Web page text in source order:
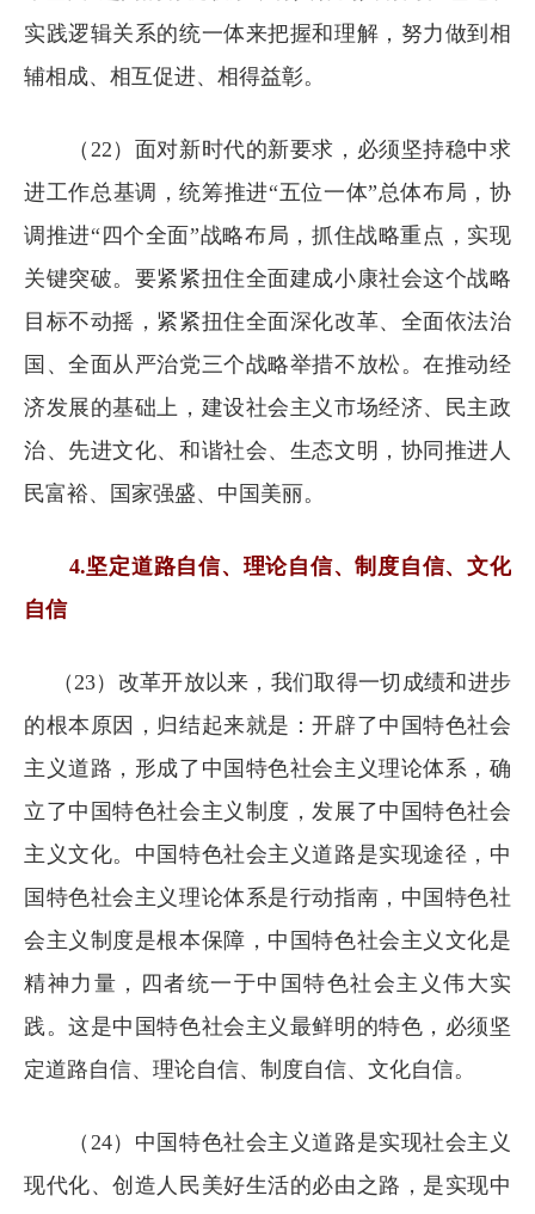
实践逻辑关系的统一体来把握和理解，努力做到相
辅相成、相互促进、相得益彰。
（22）面对新时代的新要求，必须坚持稳中求
进工作总基调，统筹推进“五位一体”总体布局，协
调推进“四个全面”战略布局，抓住战略重点，实现
关键突破。要紧紧扭住全面建成小康社会这个战略
目标不动摇，紧紧扭住全面深化改革、全面依法治
国、全面从严治党三个战略举措不放松。在推动经
济发展的基础上，建设社会主义市场经济、民主政
治、先进文化、和谐社会、生态文明，协同推进人
民富裕、国家强盛、中国美丽。
4.坚定道路自信、理论自信、制度自信、文化
自信
（23）改革开放以来，我们取得一切成绩和进步
的根本原因，归结起来就是：开辟了中国特色社会
主义道路，形成了中国特色社会主义理论体系，确
立了中国特色社会主义制度，发展了中国特色社会
主义文化。中国特色社会主义道路是实现途径，中
国特色社会主义理论体系是行动指南，中国特色社
会主义制度是根本保障，中国特色社会主义文化是
精神力量，四者统一于中国特色社会主义伟大实
践。这是中国特色社会主义最鲜明的特色，必须坚
定道路自信、理论自信、制度自信、文化自信。
（24）中国特色社会主义道路是实现社会主义
现代化、创造人民美好生活的必由之路，是实现中